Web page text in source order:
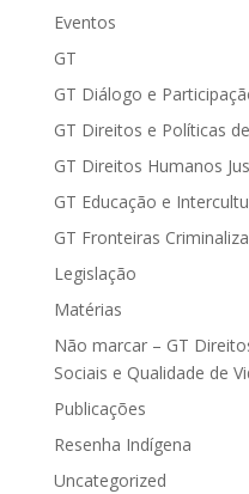
Eventos
GT
GT Diálogo e
GT Direitos e Políticas
GT Direitos Humanos
GT Educação e
GT Fronteiras
Legislação
Matérias
Não marcar – GT
Sociais e Qualidade de
Publicações
Resenha Indígena
Uncategorized